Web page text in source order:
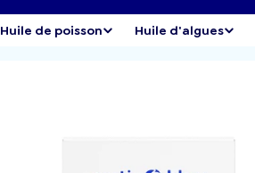
Huile de poisson Huile d'algues